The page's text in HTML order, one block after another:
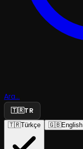
Ara...
🇹🇷TR
🇹🇷Türkçe 🇬🇧English